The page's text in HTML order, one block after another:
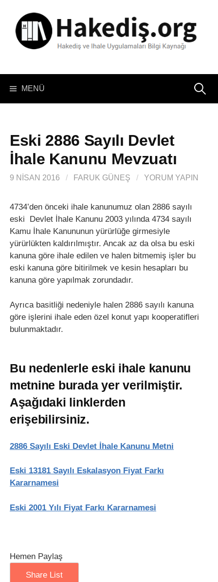
MENÜ Arama:
Eski 2886 Sayılı Devlet
İhale Kanunu Mevzuatı
9 NISAN 2016 / FARUK GÜNEŞ / YORUM YAPIN
4734’den önceki ihale kanunumuz olan 2886 sayılı
eski Devlet İhale Kanunu 2003 yılında 4734 sayılı
Kamu İhale Kanununun yürürlüğe girmesiyle
yürürlükten kaldırılmıştır. Ancak az da olsa bu eski
kanuna göre ihale edilen ve halen bitmemiş işler bu
eski kanuna göre bitirilmek ve kesin hesapları bu
kanuna göre yapılmak zorundadır.
Ayrıca basitliği nedeniyle halen 2886 sayılı kanuna
göre işlerini ihale eden özel konut yapı kooperatifleri
bulunmaktadır.
Bu nedenlerle eski ihale kanunu
metnine burada yer verilmiştir.
Aşağıdaki linklerden
erişebilirsiniz.
2886 Sayılı Eski Devlet İhale Kanunu Metni
Eski 13181 Sayılı Eskalasyon Fiyat Farkı
Kararnamesi
Eski 2001 Yılı Fiyat Farkı Kararnamesi
Hemen Paylaş
Share List